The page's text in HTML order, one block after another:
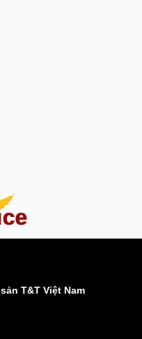
T&T Việt Nam